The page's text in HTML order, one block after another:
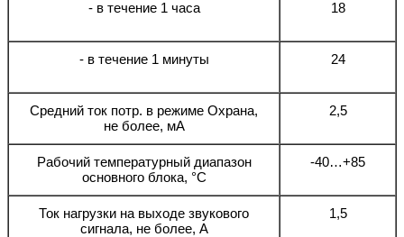
- в течение 1 часа 18
- в течение 1 минуты 24
Средний ток потр. в режиме Охрана,
не более, мА
2,5
Рабочий температурный диапазон
основного блока, °С
-40…+85
Ток нагрузки на выходе звукового
сигнала, не более, А
1,5